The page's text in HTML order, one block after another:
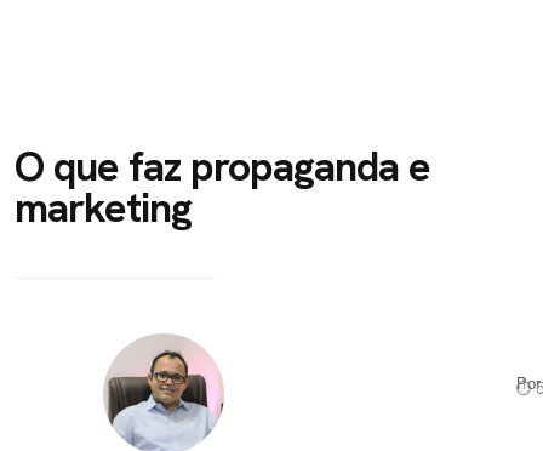
O que faz propaganda e
marketing
⏱